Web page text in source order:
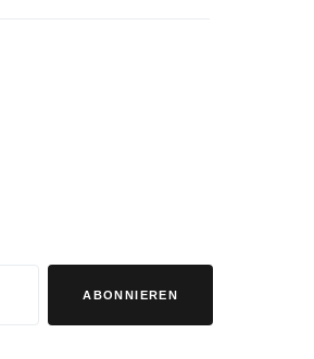
ABONNIEREN